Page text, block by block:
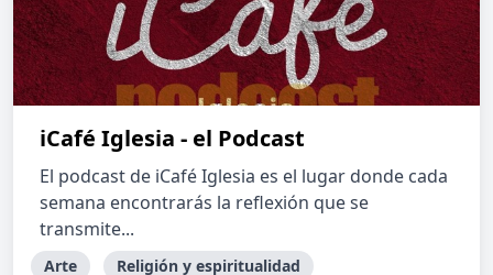
iCafé Iglesia - el Podcast
El podcast de iCafé Iglesia es el lugar donde cada
semana encontrarás la reflexión que se
transmite...
Arte
Religión y espiritualidad